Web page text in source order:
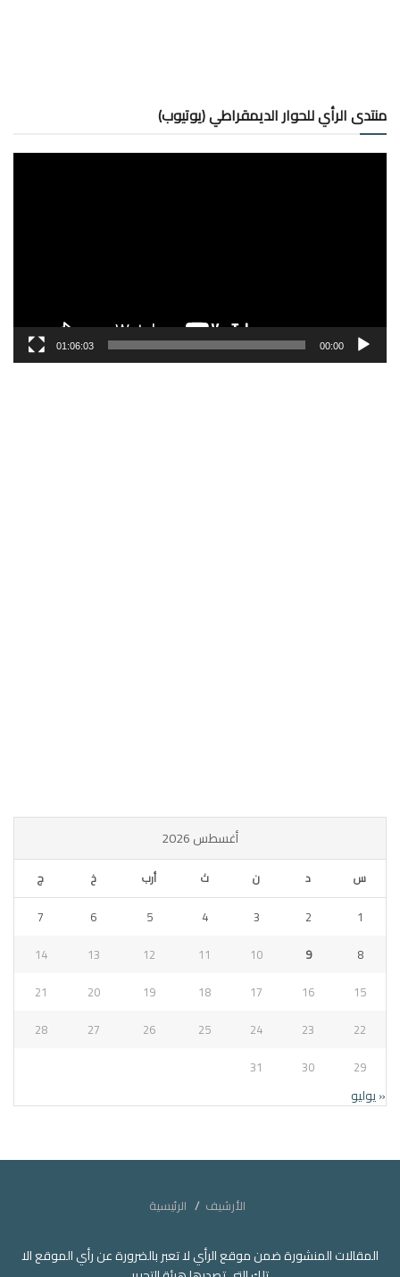
منتدى الرأي للحوار الديمقراطي (يوتيوب)
00:00
01:06:03
أغسطس 2026
س د ن ث أرب خ ج
1
2
3
4
5
6
7
8
9
10
11
12
13
14
15
16
17
18
19
20
21
22
23
24
25
26
27
28
29
30
31
« يوليو
الأرشيف الرئيسية
المقالات المنشورة ضمن موقع الرأي لا تعبر بالضرورة عن رأي الموقع الا